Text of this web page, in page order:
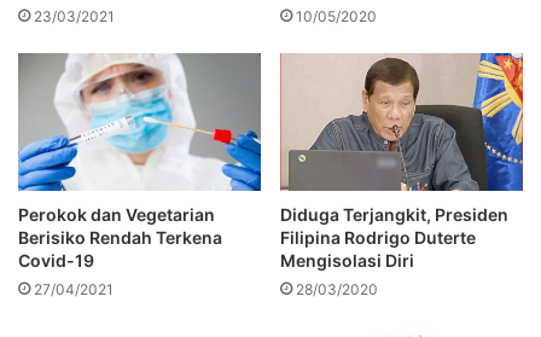
23/03/2021 10/05/2020
Perokok dan Vegetarian
Berisiko Rendah Terkena
Covid-19
27/04/2021
Diduga Terjangkit, Presiden
Filipina Rodrigo Duterte
Mengisolasi Diri
28/03/2020